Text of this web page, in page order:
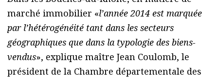
marché immobilier «l’année 2014 est marquée
par l’hétérogénéité tant dans les secteurs
géographiques que dans la typologie des biens-
vendus», explique maître Jean Coulomb, le
président de la Chambre départementale des